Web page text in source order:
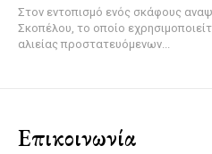
Στον εντοπισμό ενός σκάφους
Σκοπέλου, το οποίο
αλιείας προστατευόμενων...
Επικοινωνία